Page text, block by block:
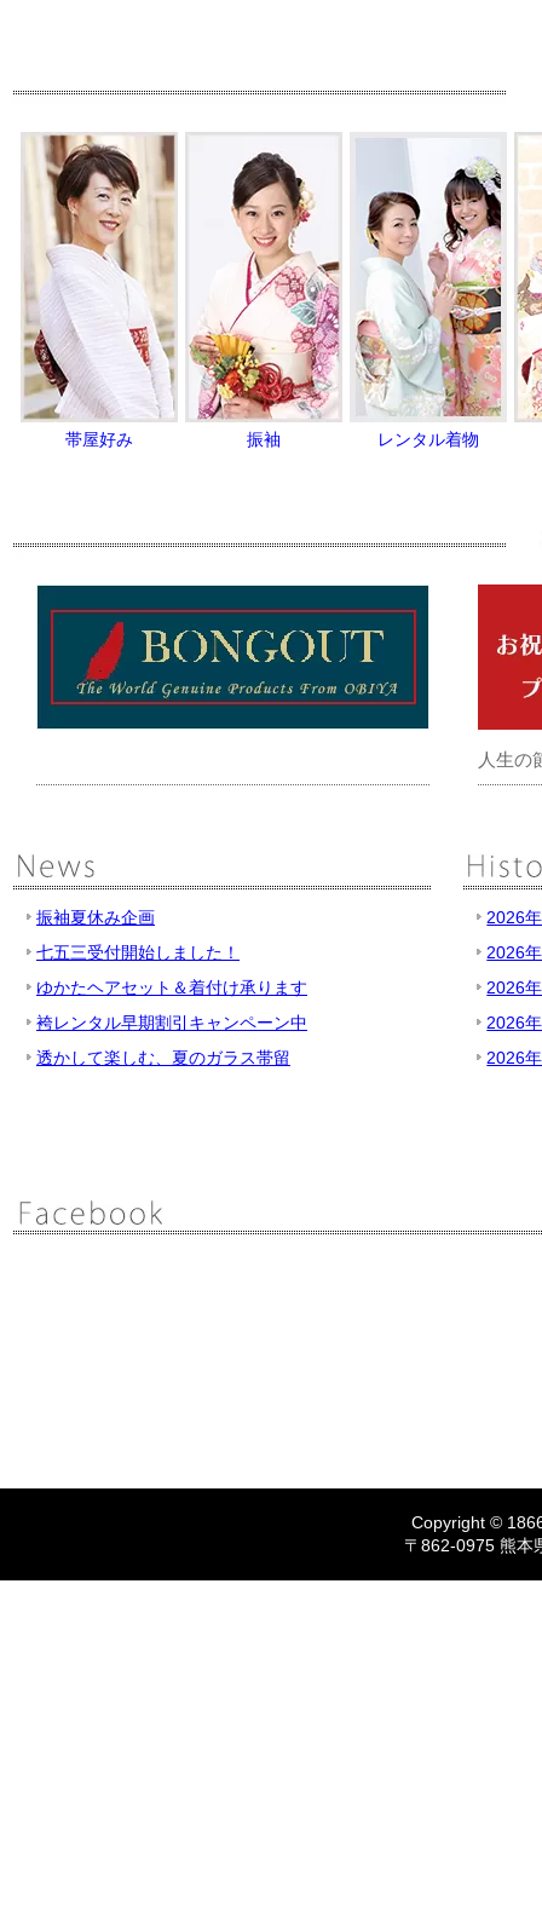
帯屋好み 振袖 レンタル着物
人生の
振袖夏休み企画
七五三受付開始しました！
ゆかたヘアセット＆着付け承ります
袴レンタル早期割引キャンペーン中
透かして楽しむ、夏のガラス帯留
2026
2026
2026
2026
2026
Copyright ©
〒862-0975 熊本